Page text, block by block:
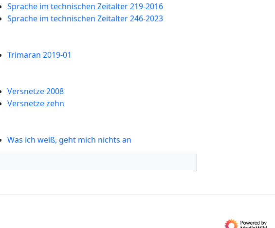
Sprache im technischen Zeitalter 219-2016
Sprache im technischen Zeitalter 246-2023
Trimaran 2019-01
Versnetze 2008
Versnetze zehn
Was ich weiß, geht mich nichts an